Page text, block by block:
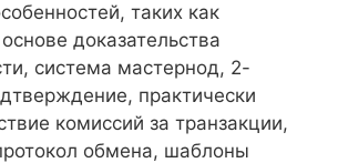
таких как
доказательства
система мастернод, 2-
практически
комиссий за транзакции,
обмена, шаблоны